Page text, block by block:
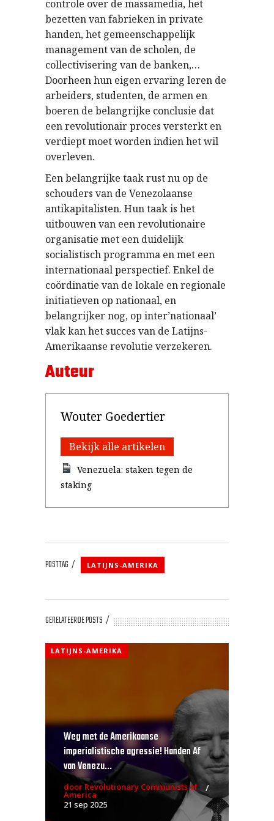
controle over de massamedia, het
bezetten van fabrieken in private
handen, het gemeenschappelijk
management van de scholen, de
collectivisering van de banken,…
Doorheen hun eigen ervaring leren de
arbeiders, studenten, de armen en
boeren de belangrijke conclusie dat
een revolutionair proces versterkt en
verdiept moet worden indien het wil
overleven.
Een belangrijke taak rust nu op de
schouders van de Venezolaanse
antikapitalisten. Hun taak is het
uitbouwen van een revolutionaire
organisatie met een duidelijk
socialistisch programma en met een
internationaal perspectief. Enkel de
coördinatie van de lokale en regionale
initiatieven op nationaal, en
belangrijker nog, op inter’nationaal’
vlak kan het succes van de Latijns-
Amerikaanse revolutie verzekeren.
Auteur
Wouter Goedertier
Bekijk alle artikelen
Venezuela: staken tegen de
staking
POSTTAG LATIJNS-AMERIKA
GERELATEERDE POSTS
LATIJNS-AMERIKA
Weg met de Amerikaanse
imperialistische agressie! Handen Af
van Venezu...
door Revolutionary Communists of
America
21 sep 2025